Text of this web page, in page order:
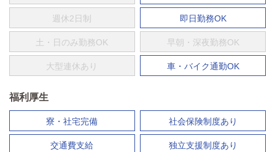
週休2日制 即日勤務OK
土・日のみ勤務OK 早朝・深夜勤務OK
大型連休あり 車・バイク通勤OK
福利厚生
寮・社宅完備 社会保険制度あり
交通費支給 独立支援制度あり